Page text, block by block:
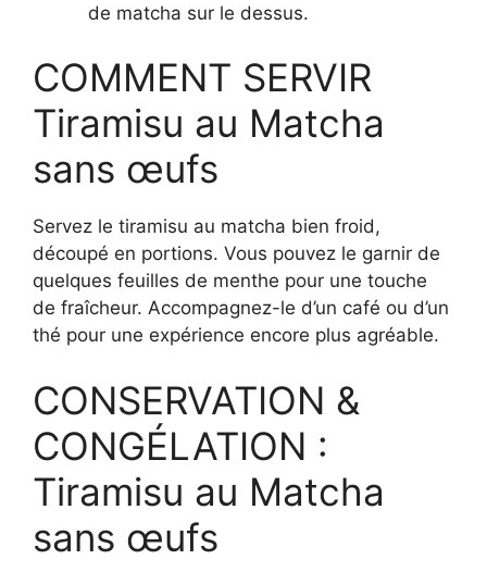
de matcha sur le dessus.
COMMENT SERVIR
Tiramisu au Matcha
sans œufs
Servez le tiramisu au matcha bien froid,
découpé en portions. Vous pouvez le garnir de
quelques feuilles de menthe pour une touche
de fraîcheur. Accompagnez-le d’un café ou d’un
thé pour une expérience encore plus agréable.
CONSERVATION &
CONGÉLATION :
Tiramisu au Matcha
sans œufs